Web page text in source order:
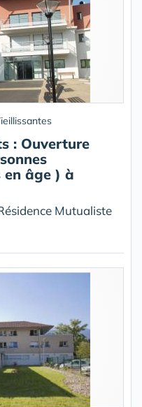
: Ouverture
en âge ) à
Mutualiste